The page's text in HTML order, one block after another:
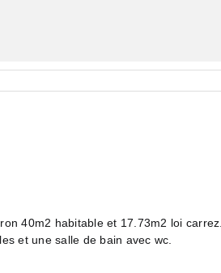
40m2 habitable et 17.73m2 loi carrez.
et une salle de bain avec wc.